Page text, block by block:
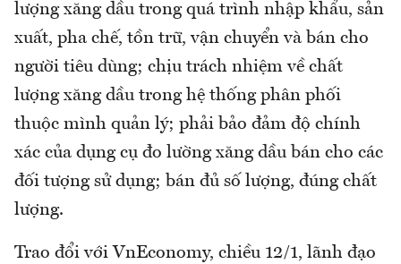
lượng xăng dầu trong quá trình nhập khẩu, sản
xuất, pha chế, tồn trữ, vận chuyển và bán cho
người tiêu dùng; chịu trách nhiệm về chất
lượng xăng dầu trong hệ thống phân phối
thuộc mình quản lý; phải bảo đảm độ chính
xác của dụng cụ đo lường xăng dầu bán cho các
đối tượng sử dụng; bán đủ số lượng, đúng chất
lượng.
Trao đổi với VnEconomy, chiều 12/1, lãnh đạo